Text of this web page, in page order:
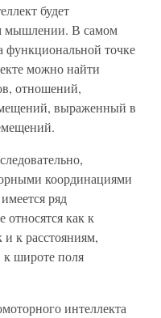
будет
мышлении. В самом
функциональной точке
можно найти
отношений,
выраженный в
координациями
ряд
относятся как к
к расстояниям,
к широте поля
интеллекта